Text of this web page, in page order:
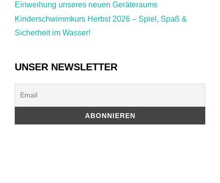
Einweihung unseres neuen Geräteraums
Kinderschwimmkurs Herbst 2026 – Spiel, Spaß &
Sicherheit im Wasser!
UNSER NEWSLETTER